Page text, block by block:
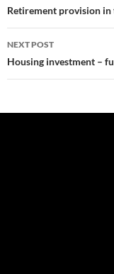
navigation
Retirement provision
NEXT POST
Housing investment –